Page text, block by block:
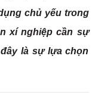
chủ yếu trong
xí nghiệp cần sự
là sự lựa chọn